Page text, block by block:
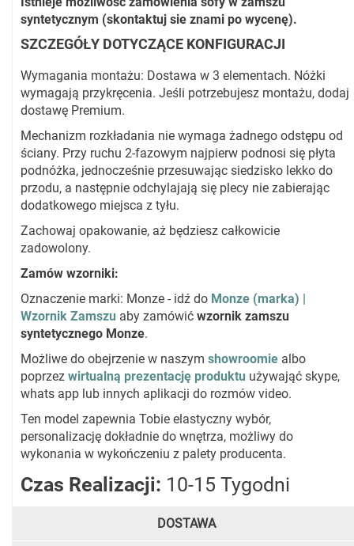
syntetycznym (skontaktuj sie znami po wycenę).
SZCZEGÓŁY DOTYCZĄCE KONFIGURACJI
Wymagania montażu: Dostawa w 3 elementach. Nóżki
wymagają przykręcenia. Jeśli potrzebujesz montażu, dodaj
dostawę Premium.
Mechanizm rozkładania nie wymaga żadnego odstępu od
ściany. Przy ruchu 2-fazowym najpierw podnosi się płyta
podnóżka, jednocześnie przesuwając siedzisko lekko do
przodu, a następnie odchylajają się plecy nie zabierając
dodatkowego miejsca z tyłu.
Zachowaj opakowanie, aż będziesz całkowicie
zadowolony.
Zamów wzorniki:
Oznaczenie marki: Monze - idź do Monze (marka) |
Wzornik Zamszu aby zamówić wzornik zamszu
syntetycznego Monze.
Możliwe do obejrzenie w naszym showroomie albo
poprzez wirtualną prezentację produktu używająć skype,
whats app lub innych aplikacji do rozmów video.
Ten model zapewnia Tobie elastyczny wybór,
personalizację dokładnie do wnętrza, możliwy do
wykonania w wykończeniu z palety producenta.
Czas Realizacji: 10-15 Tygodni
DOSTAWA